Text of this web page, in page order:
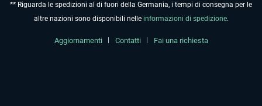
** Riguarda le spedizioni al di fuori della Germania, i tempi di consegna per le
altre nazioni sono disponibili nelle informazioni di spedizione.
Aggiornamenti Contatti Fai una richiesta